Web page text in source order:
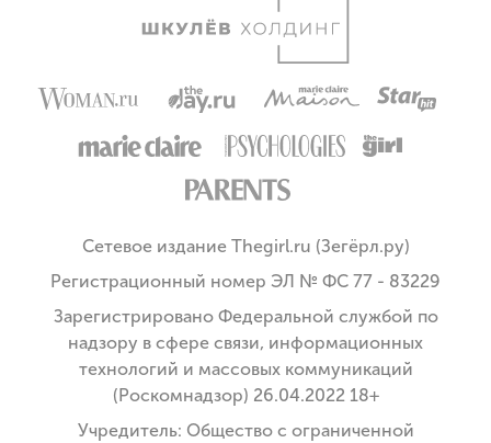
Сетевое издание Thegirl.ru (Зегёрл.ру)
Регистрационный номер ЭЛ № ФС 77 - 83229
Зарегистрировано Федеральной службой по
надзору в сфере связи, информационных
технологий и массовых коммуникаций
(Роскомнадзор) 26.04.2022 18+
Учредитель: Общество с ограниченной